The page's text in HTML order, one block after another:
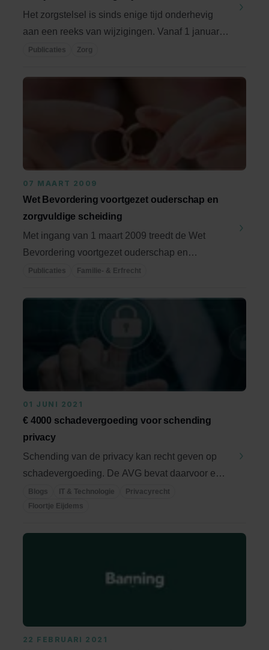
Het zorgstelsel is sinds enige tijd onderhevig
aan een reeks van wijzigingen. Vanaf 1 januari
2015 ...
Publicaties Zorg
07 MAART 2009
Wet Bevordering voortgezet ouderschap en
zorgvuldige scheiding
Met ingang van 1 maart 2009 treedt de Wet
Bevordering voortgezet ouderschap en
zorgvuldige ...
Publicaties Familie- & Erfrecht
01 JUNI 2021
€ 4000 schadevergoeding voor schending
privacy
Schending van de privacy kan recht geven op
schadevergoeding. De AVG bevat daarvoor een
apart ...
Blogs IT & Technologie
Privacyrecht
Floortje Eijdems
22 FEBRUARI 2021